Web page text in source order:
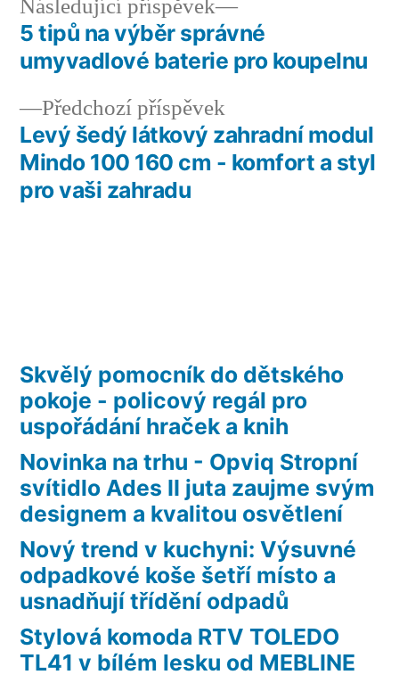
Navigace
pro
příspěvek
Předchozí příspěvekPředchozí
příspěvek:
Levý šedý látkový zahradní modul
Mindo 100 160 cm - komfort a styl
pro vaši zahradu
Následující příspěvek
Následující
příspěvek:
5 tipů na výběr správné
umyvadlové baterie pro koupelnu
Skvělý pomocník do dětského
pokoje - policový regál pro
uspořádání hraček a knih
Novinka na trhu - Opviq Stropní
svítidlo Ades II juta zaujme svým
designem a kvalitou osvětlení
Nový trend v kuchyni: Výsuvné
odpadkové koše šetří místo a
usnadňují třídění odpadů
Stylová komoda RTV TOLEDO
TL41 v bílém lesku od MEBLINE